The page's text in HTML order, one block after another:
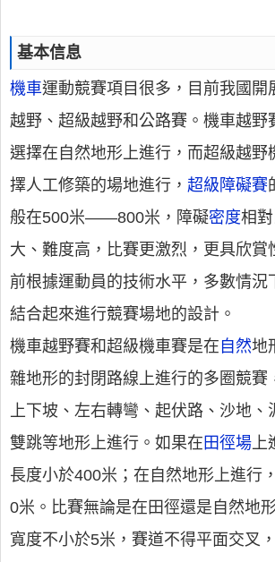
基本信息
機車運動競賽項目很多，目前我國開
越野、超級越野和公路賽。機車越野
選擇在自然地形上進行，而超級越野
擇人工修築的場地進行， 超級障礙賽
般在500米——800米，障礙密度相
大、難度高，比賽更激烈，更具欣賞
前根據運動員的技術水平，多數情況
結合起來進行競賽場地的設計。
機車越野賽和超級機車賽是在 自然地
雜地形的封閉路線上進行的多圈競賽
上下坡、左右轉彎、起伏路、沙地、
雙跳等地形上進行。如果在 田徑場上
長度小於400米；在自然地形上進行
0米。比賽無論是在田徑還是自然地
寬度不小於5米，賽道不得平面交叉